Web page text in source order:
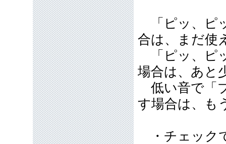
「ピッ、ピ
合は、まだ使
「ピッ、ピ
場合は、あと
低い音で「
す場合は、も
・チェック